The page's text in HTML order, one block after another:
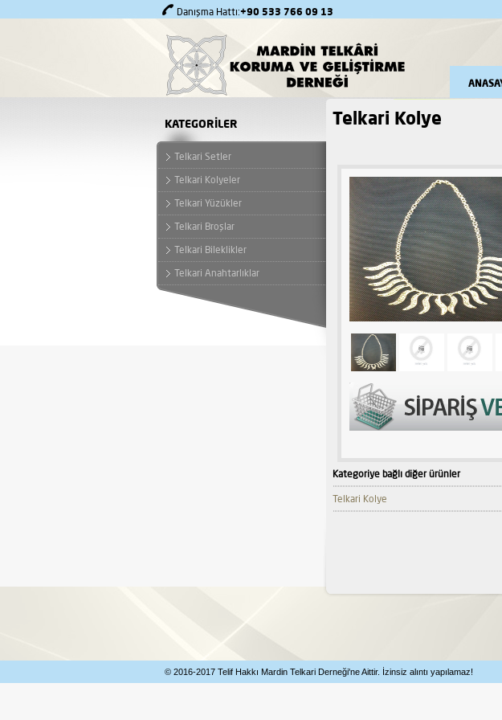
Danışma Hattı:+90 533 766 09 13
KATEGORİLER
Telkari Setler
Telkari Kolyeler
Telkari Yüzükler
Telkari Broşlar
Telkari Bileklikler
Telkari Anahtarlıklar
Telkari Kolye
Kategoriye bağlı diğer ürünler
Telkari Kolye
© 2016-2017 Telif Hakkı Mardin Telkari Derneği'ne Aittir. İzinsiz alıntı yapılamaz!